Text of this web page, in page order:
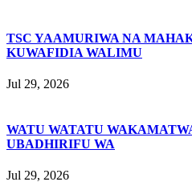
TSC YAAMURIWA NA
KUWAFIDIA WALIMU
Jul 29, 2026
WATU WATATU
UBADHIRIFU WA
Jul 29, 2026